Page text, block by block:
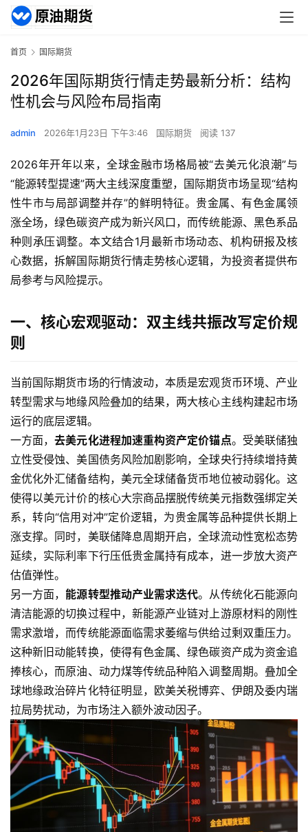
首页 国际期货
2026年国际期货行情走势最新分析：结构
性机会与风险布局指南
admin 2026年1月23日 下午3:46 国际期货 阅读 137
2026年开年以来，全球金融市场格局被“去美元化浪潮”与
“能源转型提速”两大主线深度重塑，国际期货市场呈现“结构
性牛市与局部调整并存”的鲜明特征。贵金属、有色金属领
涨全场，绿色碳资产成为新兴风口，而传统能源、黑色系品
种则承压调整。本文结合1月最新市场动态、机构研报及核
心数据，拆解国际期货行情走势核心逻辑，为投资者提供布
局参考与风险提示。
一、核心宏观驱动：双主线共振改写定价规
则
当前国际期货市场的行情波动，本质是宏观货币环境、产业
转型需求与地缘风险叠加的结果，两大核心主线构建起市场
运行的底层逻辑。
一方面，去美元化进程加速重构资产定价锚点。受美联储独
立性受侵蚀、美国债务风险加剧影响，全球央行持续增持黄
金优化外汇储备结构，美元全球储备货币地位被动弱化。这
使得以美元计价的核心大宗商品摆脱传统美元指数强绑定关
系，转向“信用对冲”定价逻辑，为贵金属等品种提供长期上
涨支撑。同时，美联储降息周期开启，全球流动性宽松态势
延续，实际利率下行压低贵金属持有成本，进一步放大资产
估值弹性。
另一方面，能源转型推动产业需求迭代。从传统化石能源向
清洁能源的切换过程中，新能源产业链对上游原材料的刚性
需求激增，而传统能源面临需求萎缩与供给过剩双重压力。
这种新旧动能转换，使得有色金属、绿色碳资产成为资金追
捧核心，而原油、动力煤等传统品种陷入调整周期。叠加全
球地缘政治碎片化特征明显，欧美关税博弈、伊朗及委内瑞
拉局势扰动，为市场注入额外波动因子。